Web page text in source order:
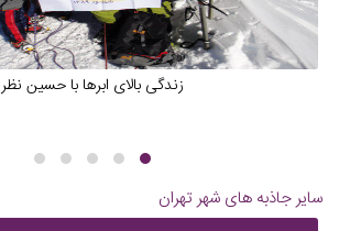
زندگی بالای ابرها با حسین نظر
سایر جاذبه های شهر تهران